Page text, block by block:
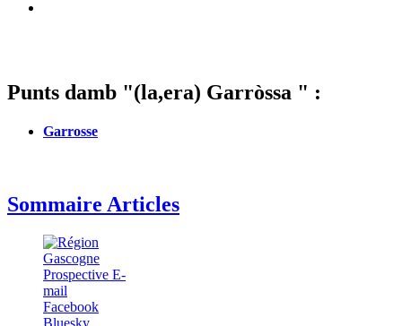
Punts damb "(la,era) Garròssa " :
Garrosse
Sommaire Articles